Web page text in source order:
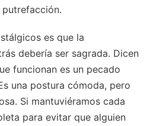
es que la
debería ser sagrada. Dicen
funcionan es un pecado
una postura cómoda, pero
Si mantuviéramos cada
para evitar que alguien